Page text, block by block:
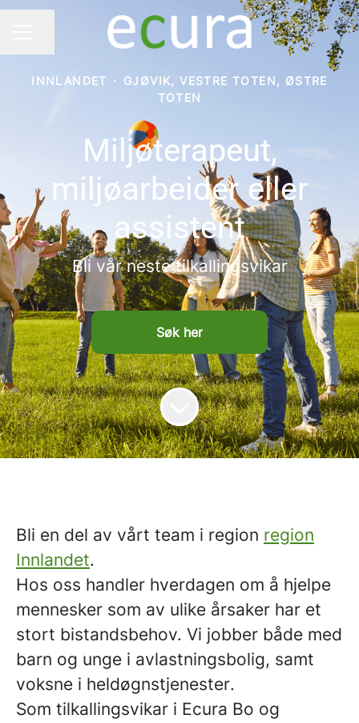
INNLANDET ·
GJØVIK, VESTRE TOTEN, ØSTRE
TOTEN
Miljøterapeut,
miljøarbeider eller
assistent
Bli vår neste tilkallingsvikar
Søk her
Bli en del av vårt team i region region
Innlandet.
Hos oss handler hverdagen om å hjelpe
mennesker som av ulike årsaker har et
stort bistandsbehov. Vi jobber både med
barn og unge i avlastningsbolig, samt
voksne i heldøgnstjenester.
Som tilkallingsvikar i Ecura Bo og